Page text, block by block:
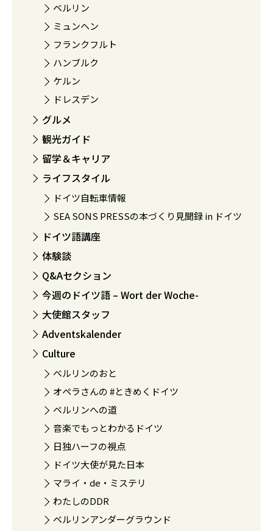
ベルリン
ミュンヘン
フランクフルト
ハンブルク
ケルン
ドレスデン
グルメ
観光ガイド
留学＆キャリア
ライフスタイル
ドイツ自転車情報
SEA SONS PRESSの本づくり見聞録 in ドイツ
ドイツ語講座
体験談
Q&Aセクション
今週のドイツ語 – Wort der Woche-
大使館スタッフ
Adventskalender
Culture
ベルリンのおと
オペラさんの #ときめくドイツ
ベルリンへの道
音楽でもっとわかるドイツ
日独ハーフの視点
ドイツ大使が見た日本
マライ・de・ミステリ
わたしのDDR
ベルリンアンダーグラウンド